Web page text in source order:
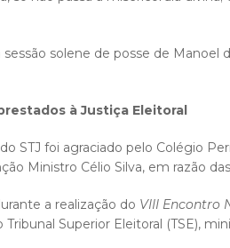
solene de posse de
à Justiça Eleitoral
STJ foi agraciado pelo Colégio
Ministro Célio Silva, em razão
a realização do VIII Encontro
Superior Eleitoral (TSE),